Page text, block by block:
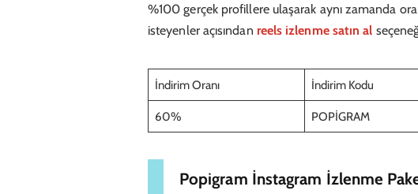
%100 gerçek profillere ulaşarak aynı zamanda
isteyenler açısından reels izlenme satın al
İndirim Oranı İndirim Kodu
60% POPİGRAM
Popigram İnstagram İzlenme